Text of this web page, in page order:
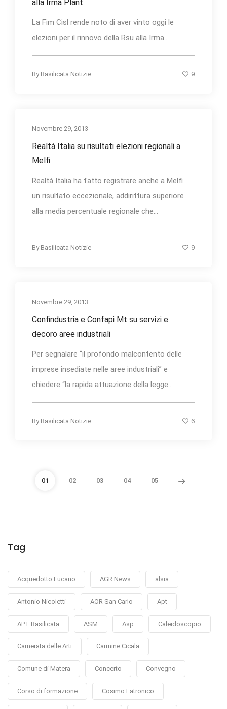
alla Irma Plant
La Fim Cisl rende noto di aver vinto oggi le
elezioni per il rinnovo della Rsu alla Irma...
By Basilicata Notizie 9
Novembre 29, 2013
Realtà Italia su risultati elezioni regionali a
Melfi
Realtà Italia ha fatto registrare anche a Melfi
un risultato eccezionale, addirittura superiore
alla media percentuale regionale che...
By Basilicata Notizie 9
Novembre 29, 2013
Confindustria e Confapi Mt su servizi e
decoro aree industriali
Per segnalare “il profondo malcontento delle
imprese insediate nelle aree industriali” e
chiedere “la rapida attuazione della legge...
By Basilicata Notizie 6
01 02 03 04 05
Tag
Acquedotto Lucano AGR News alsia
Antonio Nicoletti AOR San Carlo Apt
APT Basilicata ASM Asp Caleidoscopio
Camerata delle Arti Carmine Cicala
Comune di Matera Concerto Convegno
Corso di formazione Cosimo Latronico